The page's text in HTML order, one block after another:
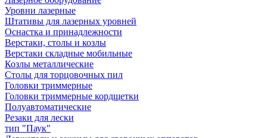
Уровни лазерные
Штативы для лазерных уровней
Оснастка и принадлежности
Верстаки, столы и козлы
Верстаки складные мобильные
Козлы металлические
Столы для торцовочных пил
Головки триммерные
Головки триммерные кордщетки
Полуавтоматические
Резаки для лески
тип "Паук"